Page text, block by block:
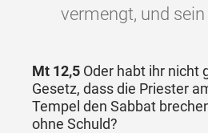
vermengt, und sein
Mt 12,5 Oder habt ihr nicht
Gesetz, dass die Priester
Tempel den Sabbat
ohne Schuld?